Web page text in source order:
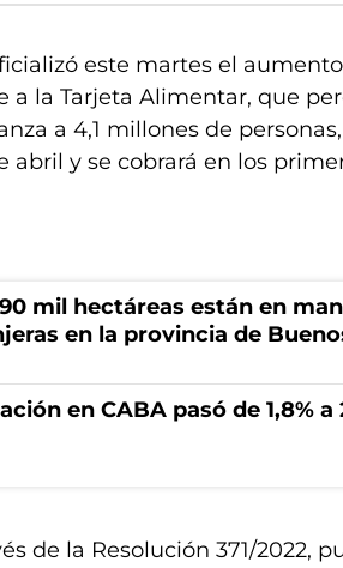
este martes el
a la Tarjeta Alimentar, que
a 4,1 millones de
abril y se cobrará en los
mil hectáreas están en
en la provincia de
en CABA pasó de 1,8% a
de la Resolución 371/2022,